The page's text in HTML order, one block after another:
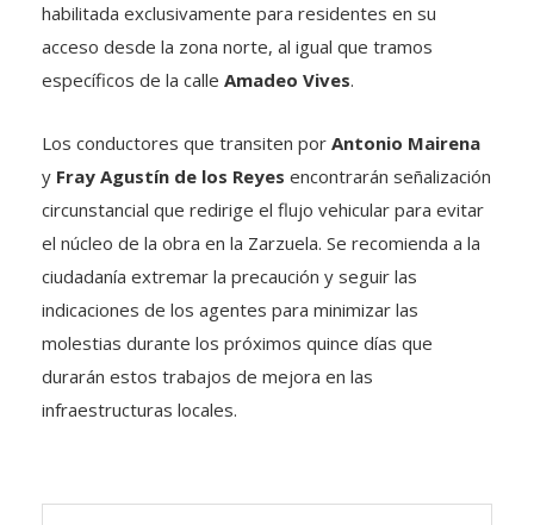
habilitada exclusivamente para residentes en su
acceso desde la zona norte, al igual que tramos
específicos de la calle Amadeo Vives.
Los conductores que transiten por Antonio Mairena
y Fray Agustín de los Reyes encontrarán señalización
circunstancial que redirige el flujo vehicular para evitar
el núcleo de la obra en la Zarzuela. Se recomienda a la
ciudadanía extremar la precaución y seguir las
indicaciones de los agentes para minimizar las
molestias durante los próximos quince días que
durarán estos trabajos de mejora en las
infraestructuras locales.